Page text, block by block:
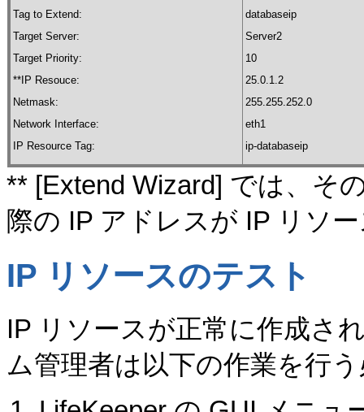
Tag to Extend:
Target Server:
Target Priority:
**IP Resouce:
Netmask:
Network Interface:
IP Resource Tag:
databaseip
Server2
10
25.0.1.2
255.255.252.0
eth1
ip-databaseip
** [Extend Wizard] では、そ
際の IP アドレスが IP リソ
IP リソースのテスト
IP リソースが正常に作成さ
ム管理者は以下の作業を行